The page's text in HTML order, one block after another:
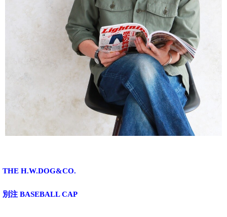
THE H.W.DOG&CO.
別注 BASEBALL CAP